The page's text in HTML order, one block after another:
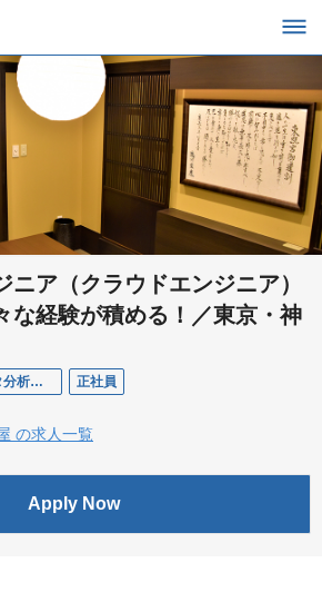
ニア（クラウドエンジニア）
な経験が積める！／東京・神
【基盤運用構築部】データ分析エンジニア（クラウドエンジニア）／ミドル 正社員
の求人一覧
Apply Now